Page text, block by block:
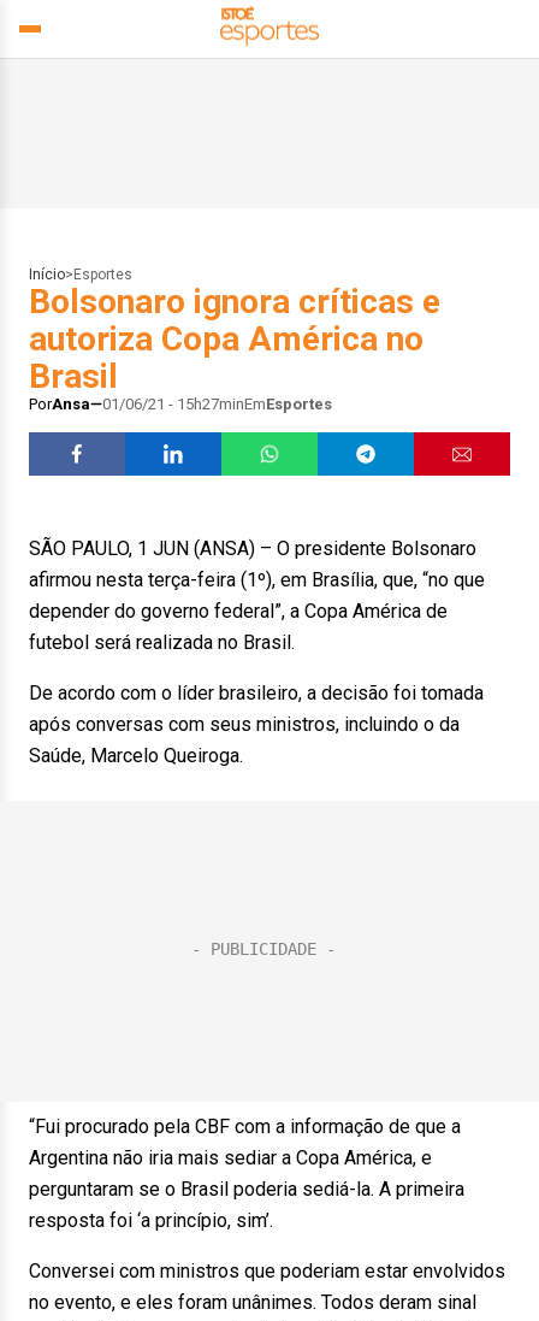
Início> Esportes
Bolsonaro ignora críticas e
autoriza Copa América no
Brasil
PorAnsa 01/06/21 - 15h27minEmEsportes
SÃO PAULO, 1 JUN (ANSA) – O presidente Bolsonaro
afirmou nesta terça-feira (1º), em Brasília, que, “no que
depender do governo federal”, a Copa América de
futebol será realizada no Brasil.
De acordo com o líder brasileiro, a decisão foi tomada
após conversas com seus ministros, incluindo o da
Saúde, Marcelo Queiroga.
“Fui procurado pela CBF com a informação de que a
Argentina não iria mais sediar a Copa América, e
perguntaram se o Brasil poderia sediá-la. A primeira
resposta foi ‘a princípio, sim’.
Conversei com ministros que poderiam estar envolvidos
no evento, e eles foram unânimes. Todos deram sinal